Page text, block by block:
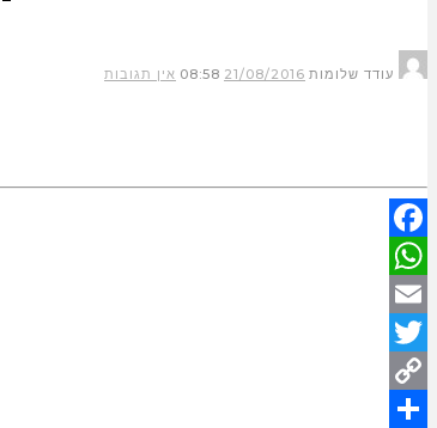
עודד שלומות 21/08/2016
08:58 אין תגובות
Facebook
WhatsApp
Email
Twitter
Copy